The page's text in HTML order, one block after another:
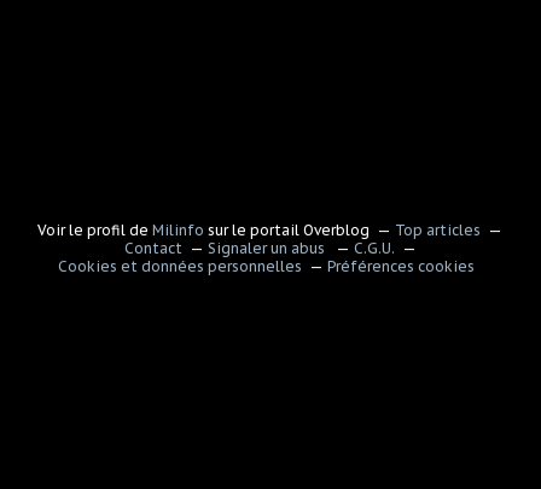
Voir le profil deMilinfo sur le portail Overblog
Top articles
Contact
Signaler un abus
C.G.U.
Cookies et données personnelles
Préférences cookies